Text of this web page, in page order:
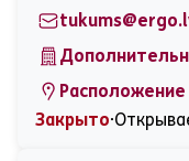
Воскресенье
Расположение
Закрыто⋅